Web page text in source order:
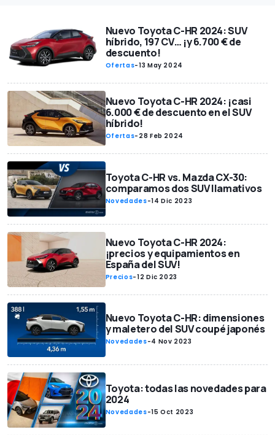
Nuevo Toyota C-HR 2024: SUV
híbrido, 197 CV… ¡y 6.700 € de
descuento!
Ofertas-13 May 2024
Nuevo Toyota C-HR 2024: ¡casi
6.000 € de descuento en el SUV
híbrido!
Ofertas- 28 Feb 2024
Toyota C-HR vs. Mazda CX-30:
comparamos dos SUV llamativos
Novedades-14 Dic 2023
Nuevo Toyota C-HR 2024:
¡precios y equipamientos en
España del SUV!
Precios-12 Dic 2023
Nuevo Toyota C-HR: dimensiones
y maletero del SUV coupé japonés
Novedades-4 Nov 2023
Toyota: todas las novedades para
2024
Novedades-15 Oct 2023